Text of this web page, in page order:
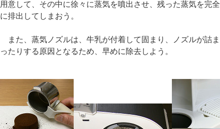
用意して、その中に徐々に蒸気を噴出させ、残った蒸気を完全
に排出してしまおう。
また、蒸気ノズルは、牛乳が付着して固まり、ノズルが詰ま
ったりする原因となるため、早めに除去しよう。